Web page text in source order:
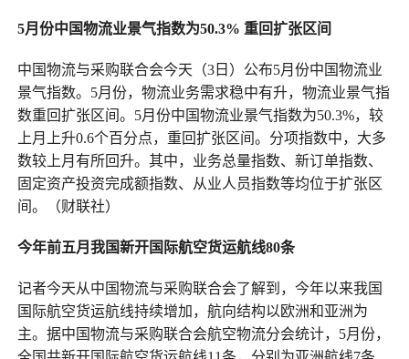
5月份中国物流业景气指数为50.3% 重回扩张区间
中国物流与采购联合会今天（3日）公布5月份中国物流业
景气指数。5月份，物流业务需求稳中有升，物流业景气指
数重回扩张区间。5月份中国物流业景气指数为50.3%，较
上月上升0.6个百分点，重回扩张区间。分项指数中，大多
数较上月有所回升。其中，业务总量指数、新订单指数、
固定资产投资完成额指数、从业人员指数等均位于扩张区
间。（财联社）
今年前五月我国新开国际航空货运航线80条
记者今天从中国物流与采购联合会了解到，今年以来我国
国际航空货运航线持续增加，航向结构以欧洲和亚洲为
主。据中国物流与采购联合会航空物流分会统计，5月份，